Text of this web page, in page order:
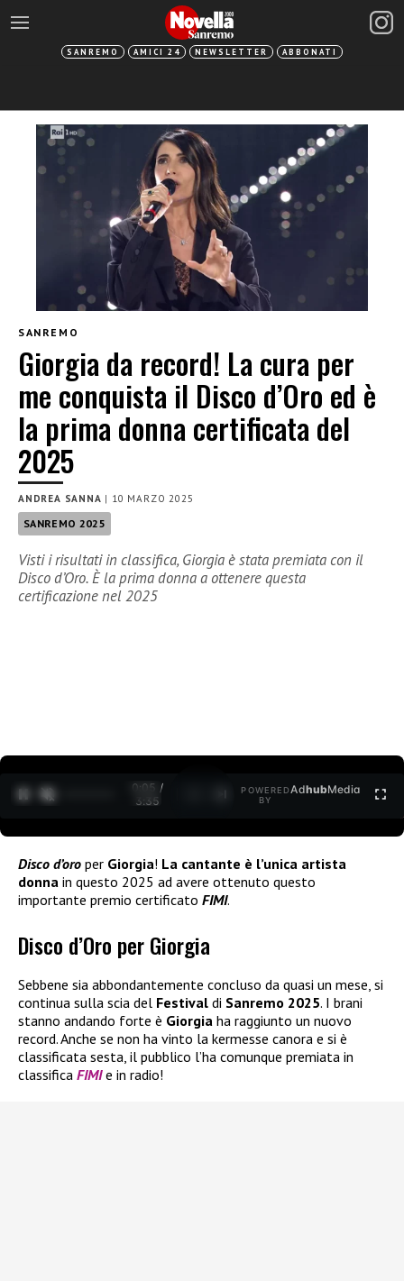
SANREMO AMICI 24 NEWSLETTER ABBONATI
SANREMO
Giorgia da record! La cura per
me conquista il Disco d’Oro ed è
la prima donna certificata del
2025
ANDREA SANNA | 10 MARZO 2025
SANREMO 2025
Visti i risultati in classifica, Giorgia è stata premiata con il
Disco d’Oro. È la prima donna a ottenere questa
certificazione nel 2025
0:06 /
3:35
POWERED
BY
AdhubMedia
Disco d’oro per Giorgia! La cantante è l’unica artista
donna in questo 2025 ad avere ottenuto questo
importante premio certificato FIMI.
Disco d’Oro per Giorgia
Sebbene sia abbondantemente concluso da quasi un mese, si
continua sulla scia del Festival di Sanremo 2025. I brani
stanno andando forte è Giorgia ha raggiunto un nuovo
record. Anche se non ha vinto la kermesse canora e si è
classificata sesta, il pubblico l’ha comunque premiata in
classifica FIMIe in radio!